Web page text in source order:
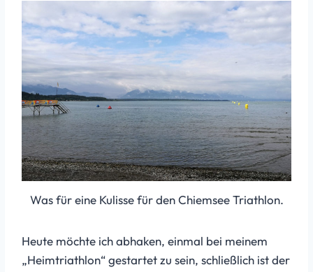
Was für eine Kulisse für den Chiemsee Triathlon.
Heute möchte ich abhaken, einmal bei meinem
„Heimtriathlon“ gestartet zu sein, schließlich ist der